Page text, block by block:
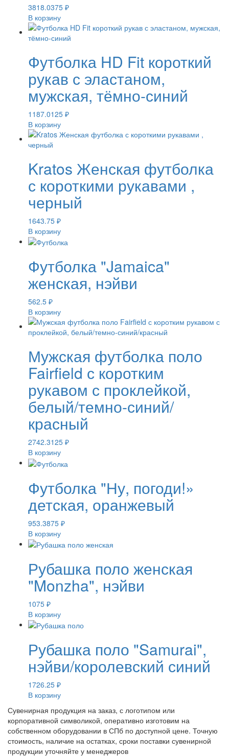
3818.0375 ₽
В корзину
Футболка HD Fit короткий
рукав с эластаном,
мужская, тёмно-синий
1187.0125 ₽
В корзину
Kratos Женская футболка
с короткими рукавами ,
черный
1643.75 ₽
В корзину
Футболка "Jamaica"
женская, нэйви
562.5 ₽
В корзину
Мужская футболка поло
Fairfield с коротким
рукавом с проклейкой,
белый/темно-синий/
красный
2742.3125 ₽
В корзину
Футболка "Ну, погоди!»
детская, оранжевый
953.3875 ₽
В корзину
Рубашка поло женская
"Monzha", нэйви
1075 ₽
В корзину
Рубашка поло "Samurai",
нэйви/королевский синий
1726.25 ₽
В корзину
Сувенирная продукция на заказ, с логотипом или
корпоративной символикой, оперативно изготовим на
собственном оборудовании в СПб по доступной цене. Точную
стоимость, наличие на остатках, сроки поставки сувенирной
продукции уточняйте у менеджеров